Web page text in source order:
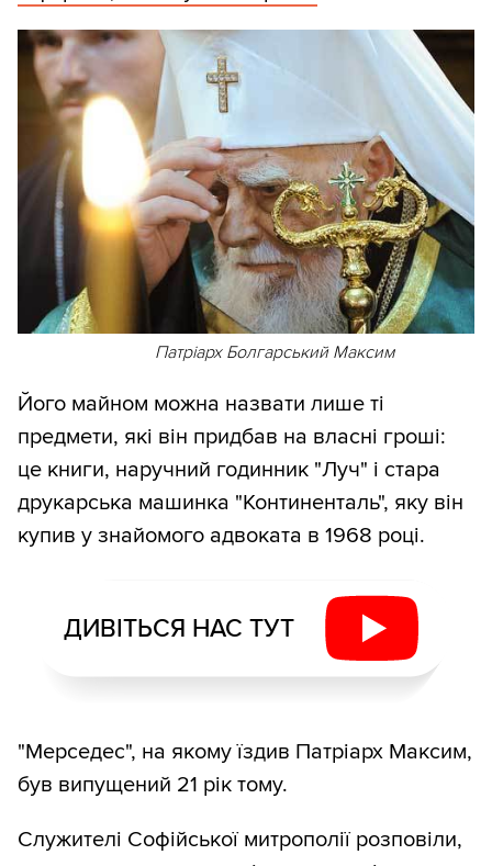
Патріарх Болгарський Максим
Його майном можна назвати лише ті
предмети, які він придбав на власні гроші:
це книги, наручний годинник "Луч" і стара
друкарська машинка "Континенталь", яку він
купив у знайомого адвоката в 1968 році.
ДИВІТЬСЯ НАС ТУТ
"Мерседес", на якому їздив Патріарх Максим,
був випущений 21 рік тому.
Служителі Софійської митрополії розповіли,